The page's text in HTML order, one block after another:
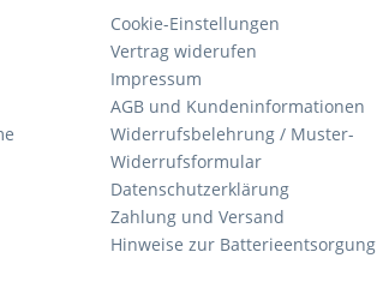
Cookie-Einstellungen
Vertrag widerufen
Impressum
AGB und Kundeninformationen
Widerrufsbelehrung / Muster-
Widerrufsformular
Datenschutzerklärung
Zahlung und Versand
Hinweise zur Batterieentsorgung